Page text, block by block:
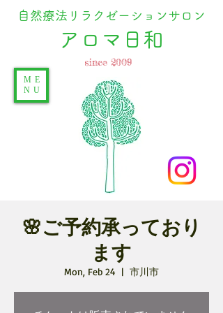
自然療法リラクゼーションサロン
​アロマ日和
ME
NU
since 2009
🌸ご予約承っており
ます
Mon, Feb 24
  |
市川市